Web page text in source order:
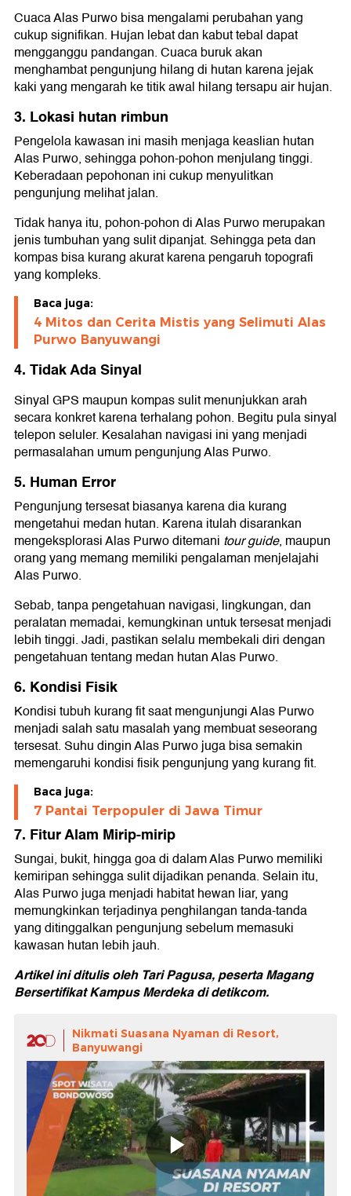
Cuaca Alas Purwo bisa mengalami perubahan yang
cukup signifikan. Hujan lebat dan kabut tebal dapat
mengganggu pandangan. Cuaca buruk akan
menghambat pengunjung hilang di hutan karena jejak
kaki yang mengarah ke titik awal hilang tersapu air hujan.
3. Lokasi hutan rimbun
Pengelola kawasan ini masih menjaga keaslian hutan
Alas Purwo, sehingga pohon-pohon menjulang tinggi.
Keberadaan pepohonan ini cukup menyulitkan
pengunjung melihat jalan.
Tidak hanya itu, pohon-pohon di Alas Purwo merupakan
jenis tumbuhan yang sulit dipanjat. Sehingga peta dan
kompas bisa kurang akurat karena pengaruh topografi
yang kompleks.
Baca juga:
4 Mitos dan Cerita Mistis yang Selimuti Alas
Purwo Banyuwangi
4. Tidak Ada Sinyal
Sinyal GPS maupun kompas sulit menunjukkan arah
secara konkret karena terhalang pohon. Begitu pula sinyal
telepon seluler. Kesalahan navigasi ini yang menjadi
permasalahan umum pengunjung Alas Purwo.
5. Human Error
Pengunjung tersesat biasanya karena dia kurang
mengetahui medan hutan. Karena itulah disarankan
mengeksplorasi Alas Purwo ditemani tour guide, maupun
orang yang memang memiliki pengalaman menjelajahi
Alas Purwo.
Sebab, tanpa pengetahuan navigasi, lingkungan, dan
peralatan memadai, kemungkinan untuk tersesat menjadi
lebih tinggi. Jadi, pastikan selalu membekali diri dengan
pengetahuan tentang medan hutan Alas Purwo.
6. Kondisi Fisik
Kondisi tubuh kurang fit saat mengunjungi Alas Purwo
menjadi salah satu masalah yang membuat seseorang
tersesat. Suhu dingin Alas Purwo juga bisa semakin
memengaruhi kondisi fisik pengunjung yang kurang fit.
Baca juga:
7 Pantai Terpopuler di Jawa Timur
7. Fitur Alam Mirip-mirip
Sungai, bukit, hingga goa di dalam Alas Purwo memiliki
kemiripan sehingga sulit dijadikan penanda. Selain itu,
Alas Purwo juga menjadi habitat hewan liar, yang
memungkinkan terjadinya penghilangan tanda-tanda
yang ditinggalkan pengunjung sebelum memasuki
kawasan hutan lebih jauh.
Artikel ini ditulis oleh Tari Pagusa, peserta Magang
Bersertifikat Kampus Merdeka di detikcom.
Nikmati Suasana Nyaman di Resort,
Banyuwangi